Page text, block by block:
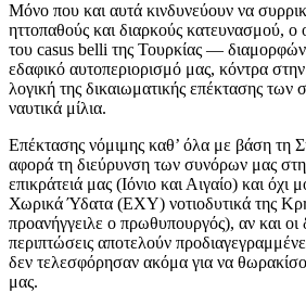
Μόνο που και αυτά κινδυνεύουν να
ηττοπαθούς και διαρκούς κατευνασμού,
του casus belli της Τουρκίας —
εδαφικό αυτοπεριορισμό μας, κόντρα
λογική της δικαιωματικής επέκτασης
ναυτικά μίλια.
Επέκτασης νόμιμης καθ’ όλα με βάση τη
αφορά τη διεύρυνση των συνόρων μας
επικράτειά μας (Ιόνιο και Αιγαίο) και όχι
Χωρικά Ύδατα (ΕΧΥ) νοτιοδυτικά της
προανήγγειλε ο πρωθυπουργός), αν και οι
περιπτώσεις αποτελούν
δεν τελεσφόρησαν ακόμα για να
μας.